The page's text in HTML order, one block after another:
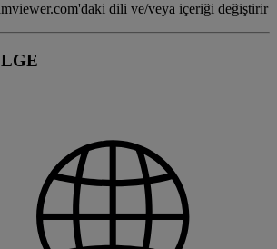
dili ve/veya içeriği değiştirir